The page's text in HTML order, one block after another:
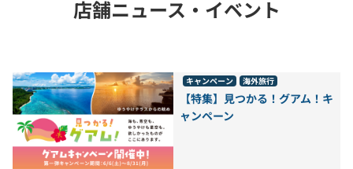
店舗ニュース・イベント
キャンペーン 海外旅行
【特集】見つかる！グアム！キ
ャンペーン